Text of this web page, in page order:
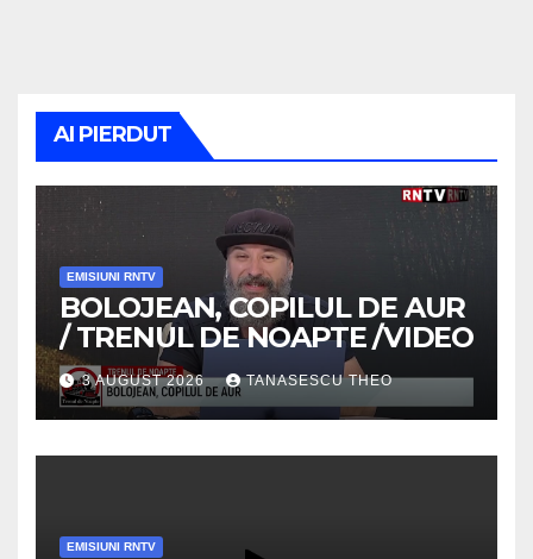
AI PIERDUT
EMISIUNI RNTV
BOLOJEAN, COPILUL DE AUR
/ TRENUL DE NOAPTE /VIDEO
3 AUGUST 2026 TANASESCU THEO
EMISIUNI RNTV